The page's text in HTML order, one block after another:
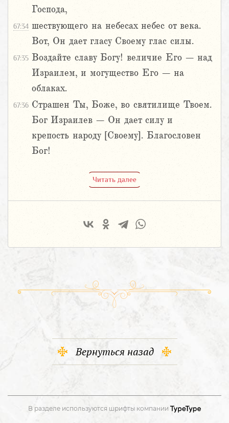
Господа,
67:34 шествующего на небесах небес от века.
Вот, Он дает гласу Своему глас силы.
67:35 Воздайте славу Богу! величие Его – над
Израилем, и могущество Его – на
облаках.
67:36 Страшен Ты, Боже, во святилище Твоем.
Бог Израилев – Он дает силу и
крепость народу [Своему]. Благословен
Бог!
Читать далее
Вернуться назад
В разделе используются шрифты компании